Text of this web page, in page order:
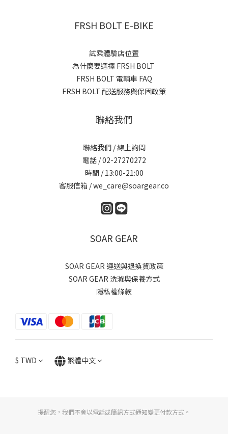
FRSH BOLT E-BIKE
試乘體驗店位置
為什麼要選擇 FRSH BOLT
FRSH BOLT 電輔車 FAQ
FRSH BOLT 配送服務與保固政策
聯絡我們
聯絡我們 / 線上詢問
電話 / 02-27270272
時間 / 13:00-21:00
客服信箱 / we_care@soargear.co
SOAR GEAR
SOAR GEAR 運送與退換貨政策
SOAR GEAR 洗滌與保養方式
隱私權條款
$ TWD 繁體中文
提醒您，我們不會以電話或簡訊方式通知變更付款方式。